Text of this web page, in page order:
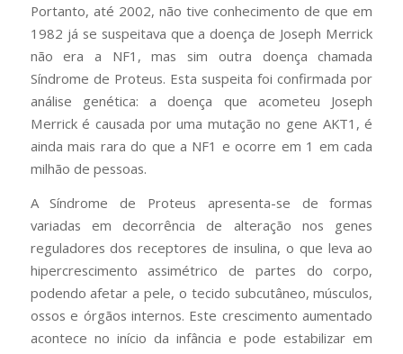
Portanto, até 2002, não tive conhecimento de que em
1982 já se suspeitava que a doença de Joseph Merrick
não era a NF1, mas sim outra doença chamada
Síndrome de Proteus. Esta suspeita foi confirmada por
análise genética: a doença que acometeu Joseph
Merrick é causada por uma mutação no gene AKT1, é
ainda mais rara do que a NF1 e ocorre em 1 em cada
milhão de pessoas.
A Síndrome de Proteus apresenta-se de formas
variadas em decorrência de alteração nos genes
reguladores dos receptores de insulina, o que leva ao
hipercrescimento assimétrico de partes do corpo,
podendo afetar a pele, o tecido subcutâneo, músculos,
ossos e órgãos internos. Este crescimento aumentado
acontece no início da infância e pode estabilizar em